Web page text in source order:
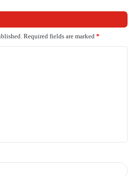
Required fields are marked *